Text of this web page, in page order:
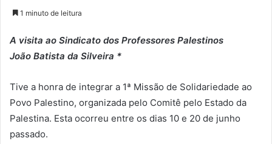
1 minuto de leitura
A visita ao Sindicato dos Professores Palestinos
João Batista da Silveira *
Tive a honra de integrar a 1ª Missão de Solidariedade ao
Povo Palestino, organizada pelo Comitê pelo Estado da
Palestina. Esta ocorreu entre os dias 10 e 20 de junho
passado.